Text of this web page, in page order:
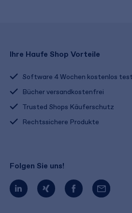
Ihre Haufe Shop Vorteile
Software 4 Wochen kostenlos
Bücher versandkostenfrei
Trusted Shops Käuferschutz
Rechtssichere Produkte
Folgen Sie uns!